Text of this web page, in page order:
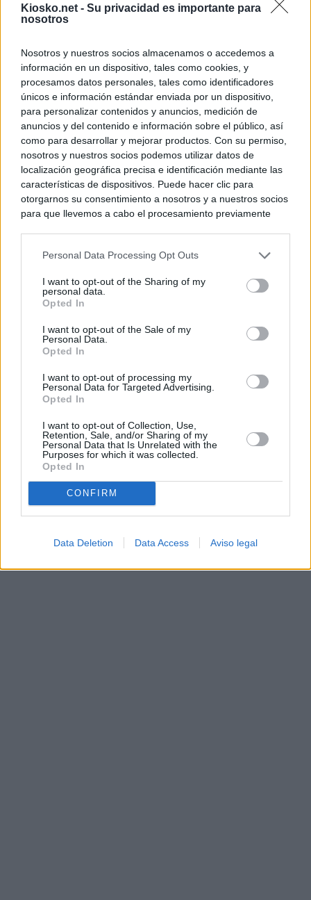
Kiosko.net - Su privacidad es importante para
nosotros
Nosotros y nuestros socios almacenamos o accedemos a
información en un dispositivo, tales como cookies, y
procesamos datos personales, tales como identificadores
únicos e información estándar enviada por un dispositivo,
para personalizar contenidos y anuncios, medición de
anuncios y del contenido e información sobre el público, así
como para desarrollar y mejorar productos. Con su permiso,
nosotros y nuestros socios podemos utilizar datos de
localización geográfica precisa e identificación mediante las
características de dispositivos. Puede hacer clic para
otorgarnos su consentimiento a nosotros y a nuestros socios
para que llevemos a cabo el procesamiento previamente
negar su consentimiento. Tenga en cuenta que algún
de su consentimiento, pero usted tiene el derecho de
rechazar tal procesamiento. Sus preferencias se aplicarán
cualquier momento entrando de nuevo en este sitio web o
visitando nuestra política de privacidad.
Personal Data Processing Opt Outs
I want to opt-out of the Sharing of my
personal data.
Opted In
I want to opt-out of the Sale of my
Personal Data.
Opted In
I want to opt-out of processing my
Personal Data for Targeted Advertising.
Opted In
I want to opt-out of Collection, Use,
Retention, Sale, and/or Sharing of my
Personal Data that Is Unrelated with the
Purposes for which it was collected.
Opted In
CONFIRM
Data Deletion Data Access Aviso legal